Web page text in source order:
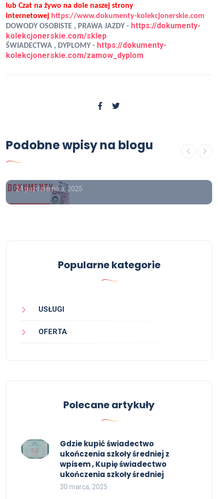
lub Czat na żywo na dole naszej strony
internetowej https://www.dokumenty-kolekcjonerskie.com
DOWODY OSOBISTE , PRAWA JAZDY - https://dokumenty-
kolekcjonerskie.com/sklep
ŚWIADECTWA , DYPLOMY - https://dokumenty-
kolekcjonerskie.com/zamow_dyplom
Podobne wpisy na blogu
Wykonam "Dyplom ukończenia
studiów" wraz z "suplementem".
Lic/Mgr/Dr/Dr hab.
24 października, 2025
Popularne kategorie
USŁUGI
OFERTA
Polecane artykuły
Gdzie kupić świadectwo
ukończenia szkoły średniej z
wpisem , Kupię świadectwo
ukończenia szkoły średniej
30 marca, 2025